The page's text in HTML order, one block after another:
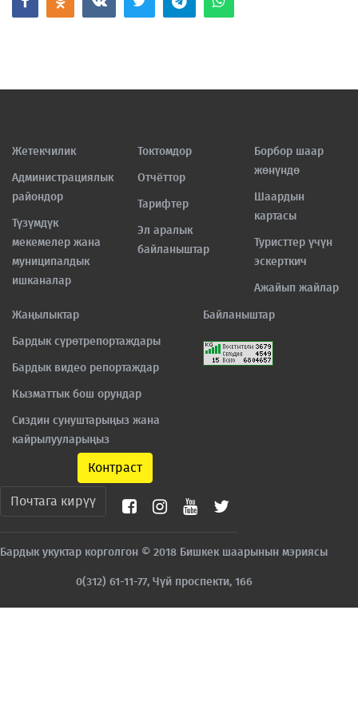
Жетекчилик
Администрациялык
райондор
Түзүмдүк
мекемелер жана
муниципалдык
ишканалар
Токтомдор
Отчёттор
Тарифтер
Эл аралык
байланыштар
Борбор шаар
жөнүндө
Шаардын
картасы
Туристтер үчүн
эскерткич
Ажайып жайлар
Жаңылыктар
Бардык сүрөтрепортаждары
Бардык видео репортаждар
Кызматтык бош орундар
Сиздин сунуштарыңыз жана
кайрылууларыңыз
Байланыштар
Контраст
Почтага кирүү
Бардык укуктар корголгон © 2018 Бишкек шаарынын мэриясы
0(312) 61-11-77, Чүй проспекти, 166